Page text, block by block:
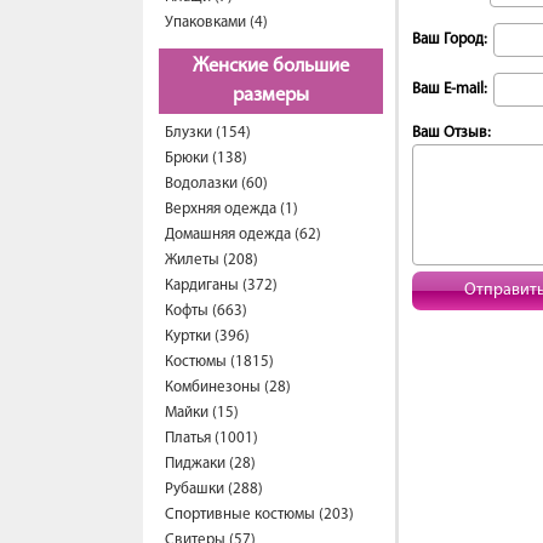
Упаковками (4)
Женские большие
размеры
Блузки (154)
Брюки (138)
Водолазки (60)
Верхняя одежда (1)
Домашняя одежда (62)
Жилеты (208)
Кардиганы (372)
Кофты (663)
Куртки (396)
Костюмы (1815)
Комбинезоны (28)
Майки (15)
Платья (1001)
Пиджаки (28)
Рубашки (288)
Спортивные костюмы (203)
Ваш Город:
Ваш E-mail:
Ваш Отзыв: